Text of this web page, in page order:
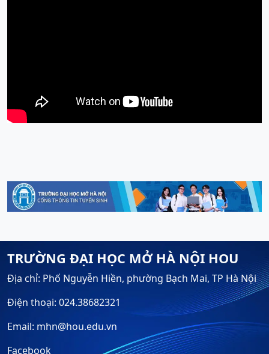
TRƯỜNG ĐẠI HỌC MỞ HÀ NỘI HOU
Địa chỉ: Phố Nguyễn Hiền, phường Bạch Mai, TP Hà Nội
Điện thoại: 024.38682321
Email: mhn@hou.edu.vn
Facebook